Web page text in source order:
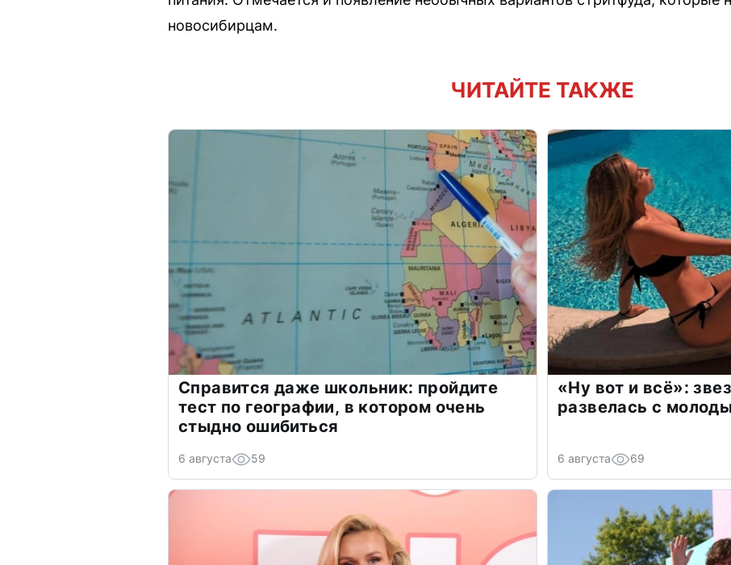
новосибирцам.
ЧИТАЙТЕ ТАКЖЕ
Справится даже школьник: пройдите
тест по географии, в котором очень
стыдно ошибиться
6 августа 59
«Ну вот и всё»:
развелась с
6 августа 69